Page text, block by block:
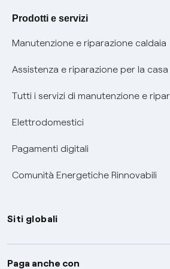
Agevolazione utenti con disabilità
Informativa RAEE
Prodotti e servizi
Manutenzione e riparazione caldaia
Assistenza e riparazione per la casa
Tutti i servizi di manutenzione e
Elettrodomestici
Pagamenti digitali
Comunità Energetiche Rinnovabili
Siti globali
Enel Group
Paga anche con